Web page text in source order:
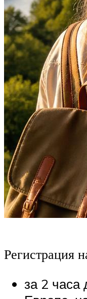
Регистрация
за 2 часа